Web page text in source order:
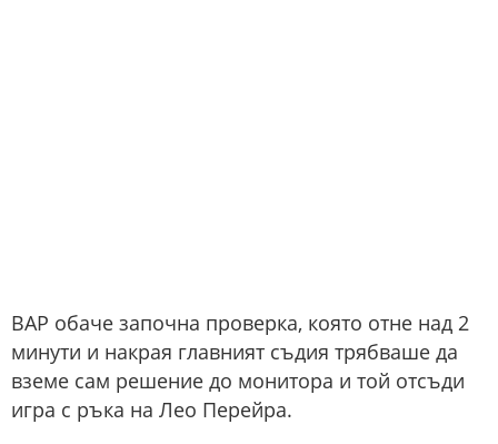
ВАР обаче започна проверка, която отне над 2
минути и накрая главният съдия трябваше да
вземе сам решение до монитора и той отсъди
игра с ръка на Лео Перейра.